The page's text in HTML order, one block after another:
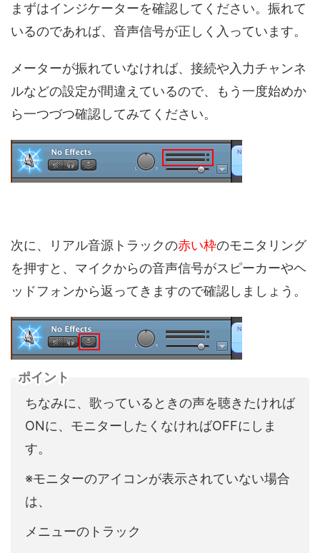
まずはインジケーターを確認してください。振れて
いるのであれば、音声信号が正しく入っています。
メーターが振れていなければ、接続や入力チャンネ
ルなどの設定が間違えているので、もう一度始めか
ら一つづつ確認してみてください。
次に、リアル音源トラックの赤い枠のモニタリング
を押すと、マイクからの音声信号がスピーカーやヘ
ッドフォンから返ってきますので確認しましょう。
ポイント
ちなみに、歌っているときの声を聴きたければ
ONに、モニターしたくなければOFFにしま
す。
※モニターのアイコンが表示されていない場合
は、
メニューのトラック